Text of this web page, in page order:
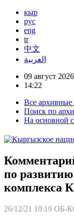
кыр
рус
eng
tr
中文
العربية
09 август 2026
14:22
Все архивные
Поиск по
На основной
по
комплекса
26/12/21 10:19 ОБ-